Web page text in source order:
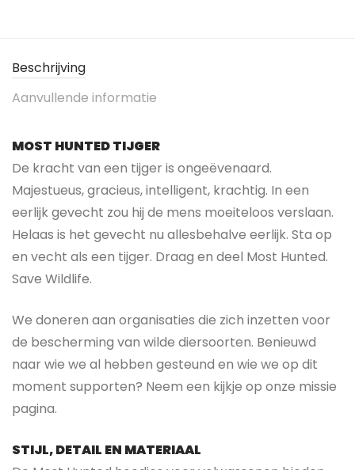
Beschrijving
Aanvullende informatie
MOST HUNTED TIJGER
De kracht van een tijger is ongeëvenaard.
Majestueus, gracieus, intelligent, krachtig. In een
eerlijk gevecht zou hij de mens moeiteloos verslaan.
Helaas is het gevecht nu allesbehalve eerlijk. Sta op
en vecht als een tijger. Draag en deel Most Hunted.
Save Wildlife.
We doneren aan organisaties die zich inzetten voor
de bescherming van wilde diersoorten. Benieuwd
naar wie we al hebben gesteund en wie we op dit
moment supporten? Neem een kijkje op onze missie
pagina.
STIJL, DETAIL EN MATERIAAL